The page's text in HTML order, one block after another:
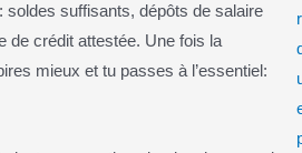
soldes suffisants, dépôts de salaire
de crédit attestée. Une fois la
mieux et tu passes à l’essentiel: